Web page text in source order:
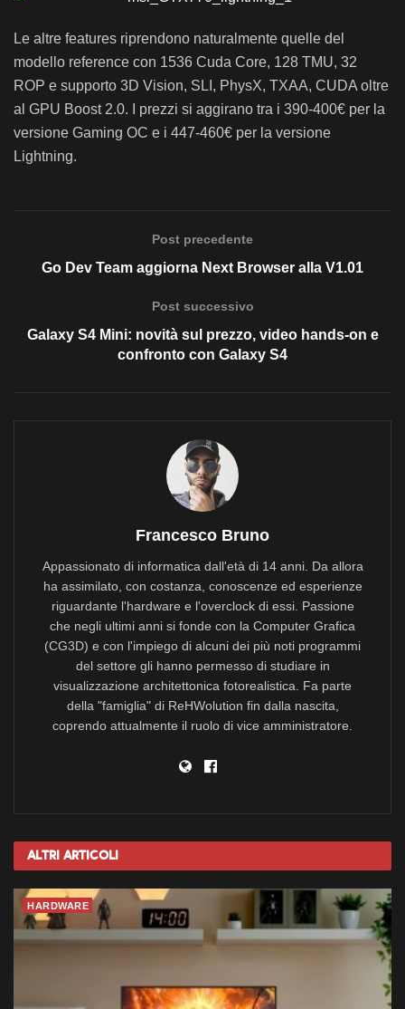
Le altre features riprendono naturalmente quelle del
modello reference con 1536 Cuda Core, 128 TMU, 32
ROP e supporto 3D Vision, SLI, PhysX, TXAA, CUDA oltre
al GPU Boost 2.0. I prezzi si aggirano tra i 390-400€ per la
versione Gaming OC e i 447-460€ per la versione
Lightning.
Post precedente
Go Dev Team aggiorna Next Browser alla V1.01
Post successivo
Galaxy S4 Mini: novità sul prezzo, video hands-on e
confronto con Galaxy S4
Francesco Bruno
Appassionato di informatica dall'età di 14 anni. Da allora
ha assimilato, con costanza, conoscenze ed esperienze
riguardante l'hardware e l'overclock di essi. Passione
che negli ultimi anni si fonde con la Computer Grafica
(CG3D) e con l'impiego di alcuni dei più noti programmi
del settore gli hanno permesso di studiare in
visualizzazione architettonica fotorealistica. Fa parte
della "famiglia" di ReHWolution fin dalla nascita,
coprendo attualmente il ruolo di vice amministratore.
Altri Articoli
HARDWARE